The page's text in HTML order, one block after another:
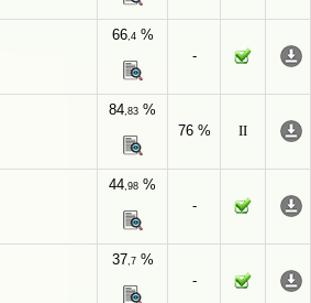
66,4%
-
84,83 %
76 %
II
44,98 %
-
37,7%
-